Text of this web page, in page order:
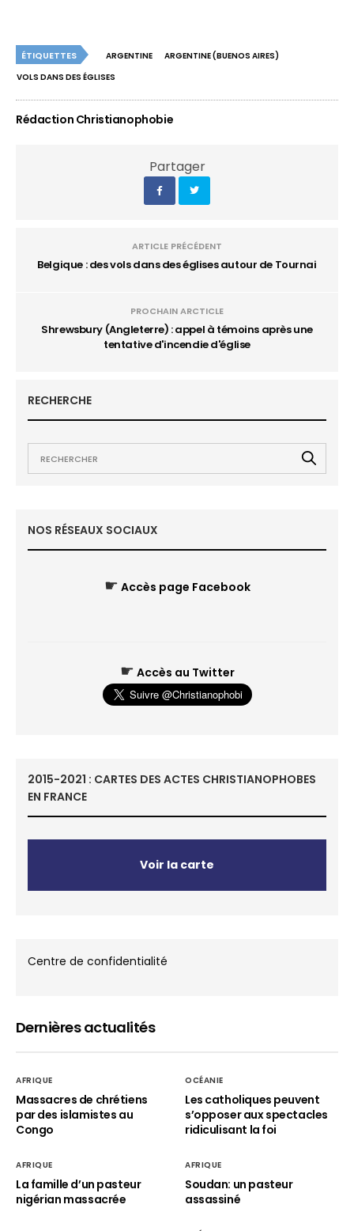
ÉTIQUETTES ARGENTINE
ARGENTINE (BUENOS AIRES)
VOLS DANS DES ÉGLISES
Rédaction Christianophobie
Partager
ARTICLE PRÉCÉDENT
Belgique : des vols dans des églises autour de Tournai
PROCHAIN ARCTICLE
Shrewsbury (Angleterre) : appel à témoins après une
tentative d'incendie d'église
RECHERCHE
NOS RÉSEAUX SOCIAUX
☛ Accès page Facebook
☛ Accès au Twitter
2015-2021 : CARTES DES ACTES CHRISTIANOPHOBES
EN FRANCE
Voir la carte
Centre de confidentialité
Dernières actualités
AFRIQUE
Massacres de chrétiens
par des islamistes au
Congo
OCÉANIE
Les catholiques peuvent
s’opposer aux spectacles
ridiculisant la foi
AFRIQUE
La famille d’un pasteur
nigérian massacrée
AFRIQUE
Soudan: un pasteur
assassiné